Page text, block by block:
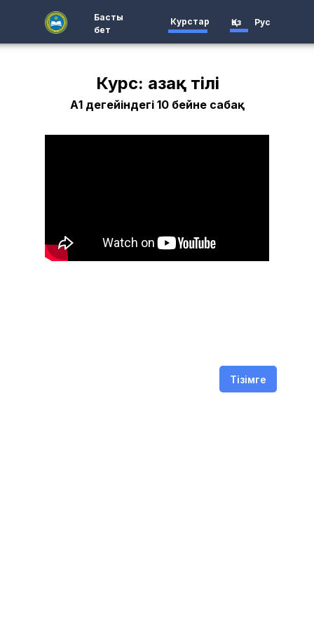
Басты
бет
Курстар Қаз Рус
Курс: Қазақ тілі
А1 деңгейіндегі 10 бейне сабақ
Тізімге